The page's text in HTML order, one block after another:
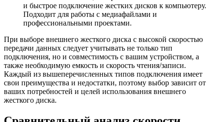
и быстрое подключение жестких дисков к компьютеру.
Подходит для работы с медиафайлами и
профессиональными проектами.
При выборе внешнего жесткого диска с высокой скоростью
передачи данных следует учитывать не только тип
подключения, но и совместимость с вашим устройством, а
также необходимую емкость и скорость чтения/записи.
Каждый из вышеперечисленных типов подключения имеет
свои преимущества и недостатки, поэтому выбор зависит от
ваших потребностей и целей использования внешнего
жесткого диска.